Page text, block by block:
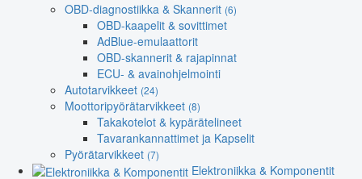
OBD-diagnostiikka & Skannerit (6)
OBD-kaapelit & sovittimet
AdBlue-emulaattorit
OBD-skannerit & rajapinnat
ECU- & avainohjelmointi
Autotarvikkeet (24)
Moottoripyörätarvikkeet (8)
Takakotelot & kypärätelineet
Tavarankannattimet ja Kapselit
Pyörätarvikkeet (7)
Elektroniikka & Komponentit